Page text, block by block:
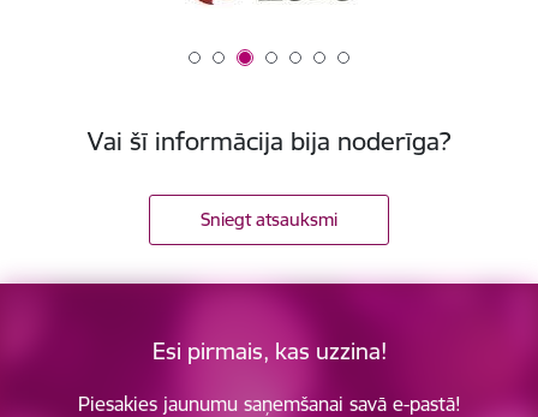
Vai šī informācija bija noderīga?
Sniegt atsauksmi
Esi pirmais, kas uzzina!
Piesakies jaunumu saņemšanai savā e-pastā!